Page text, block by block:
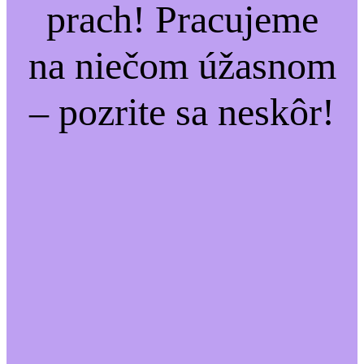
prach! Pracujeme
na niečom úžasnom
– pozrite sa neskôr!